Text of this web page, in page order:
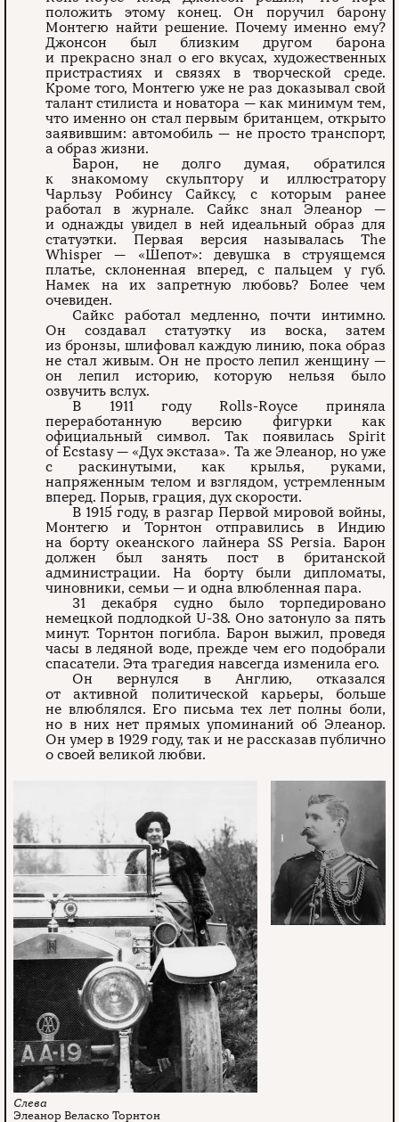
положить этому конец. Он поручил барону
Монтегю найти решение. Почему именно ему?
Джонсон был близким другом барона
и прекрасно знал о его вкусах, художественных
пристрастиях и связях в творческой среде.
Кроме того, Монтегю уже не раз доказывал свой
талант стилиста и новатора — как минимум тем,
что именно он стал первым британцем, открыто
заявившим: автомобиль — не просто транспорт,
а образ жизни.
Барон, не долго думая, обратился
к знакомому скульптору и иллюстратору
Чарльзу Робинсу Сайксу, с которым ранее
работал в журнале. Сайкс знал Элеанор —
и однажды увидел в ней идеальный образ для
статуэтки. Первая версия называлась The
Whisper — «Шепот»: девушка в струящемся
платье, склоненная вперед, с пальцем у губ.
Намек на их запретную любовь? Более чем
очевиден.
Сайкс работал медленно, почти интимно.
Он создавал статуэтку из воска, затем
из бронзы, шлифовал каждую линию, пока образ
не стал живым. Он не просто лепил женщину —
он лепил историю, которую нельзя было
озвучить вслух.
В 1911 году Rolls-Royce приняла
переработанную версию фигурки как
официальный символ. Так появилась Spirit
of Ecstasy — «Дух экстаза». Та же Элеанор, но уже
с раскинутыми, как крылья, руками,
напряженным телом и взглядом, устремленным
вперед. Порыв, грация, дух скорости.
В 1915 году, в разгар Первой мировой войны,
Монтегю и Торнтон отправились в Индию
на борту океанского лайнера SS Persia. Барон
должен был занять пост в британской
администрации. На борту были дипломаты,
чиновники, семьи — и одна влюбленная пара.
31 декабря судно было торпедировано
немецкой подлодкой U-38. Оно затонуло за пять
минут. Торнтон погибла. Барон выжил, проведя
часы в ледяной воде, прежде чем его подобрали
спасатели. Эта трагедия навсегда изменила его.
Он вернулся в Англию, отказался
от активной политической карьеры, больше
не влюблялся. Его письма тех лет полны боли,
но в них нет прямых упоминаний об Элеанор.
Он умер в 1929 году, так и не рассказав публично
о своей великой любви.
Элеанор Веласко Торнтон